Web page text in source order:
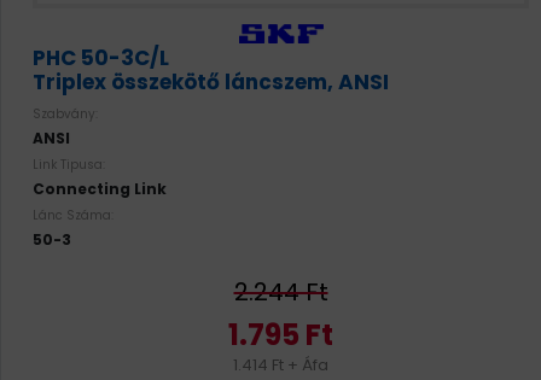
PHC 50-3C/L
Triplex összekötő láncszem, ANSI
Szabvány:
ANSI
Link Tipusa:
Connecting Link
Lánc Száma:
50-3
2.244 Ft
1.795 Ft
1.414 Ft + Áfa